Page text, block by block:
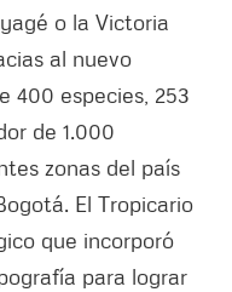
o la Victoria
al nuevo
400 especies, 253
de 1.000
zonas del país
El Tropicario
que incorporó
para lograr